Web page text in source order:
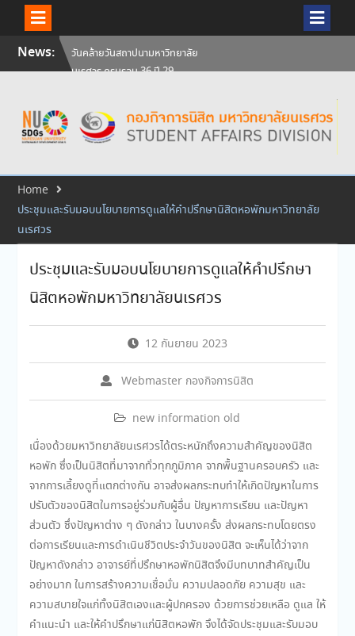
SkipNews:
วันคล้ายวันสถาปนามหาวิทยาลัย
นเรศวร ครบรอบ 36 ปี 29
สัมภาษณ์นิสิตเพื่อพิจารณาเข้ารับ
ทุนการศึกษามหาวิทยาลัยนเรศวร
ประจำปีการศึกษา 256
แก่นิสิตปัจจุบัน
Home
ประชุมและรับมอบนโยบายการดูแลให้คำปรึกษานิสิตหอพักมหาวิทยาลัย
นเรศวร
ประชุมและรับมอบนโยบายการดูแลให้คำปรึกษา
นิสิตหอพักมหาวิทยาลัยนเรศวร
12 กันยายน 2023
Webmaster กองกิจการนิสิต
new information old
เนื่องด้วยมหาวิทยาลัยนเรศวรได้ตระหนักถึงความสำคัญของนิสิต
หอพัก ซึ่งเป็นนิสิตที่มาจากทั่วทุกภูมิภาค จากพื้นฐานครอบครัว และ
จากการเลี้ยงดูที่แตกต่างกัน อาจส่งผลกระทบทำให้เกิดปัญหาในการ
ปรับตัวของนิสิตในการอยู่ร่วมกับผู้อื่น ปัญหาการเรียน และปัญหา
ส่วนตัว ซึ่งปัญหาต่าง ๆ ดังกล่าว ในบางครั้ง ส่งผลกระทบโดยตรง
ต่อการเรียนและการดำเนินชีวิตประจำวันของนิสิต จะเห็นได้ว่าจาก
ปัญหาดังกล่าว อาจารย์ที่ปรึกษาหอพักนิสิตจึงมีบทบาทสำคัญเป็น
อย่างมาก ในการสร้างความเชื่อมั่น ความปลอดภัย ความสุข และ
ความสบายใจแก่ทั้งนิสิตเองและผู้ปกครอง ด้วยการช่วยเหลือ ดูแล ให้
คำแนะนำ และให้คำปรึกษาแก่นิสิตหอพัก จึงได้จัดประชุมและรับมอบ